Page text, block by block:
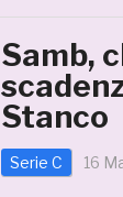
Samb,
Stanco
Serie C 16